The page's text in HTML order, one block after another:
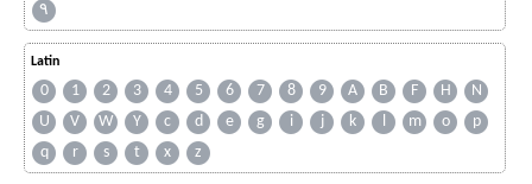
۹
Latin
0 1 2 3 4 5 6 7 8 9 A B F H
N
U
V W Y c d e g i j k l m o
p
q
r s t x z